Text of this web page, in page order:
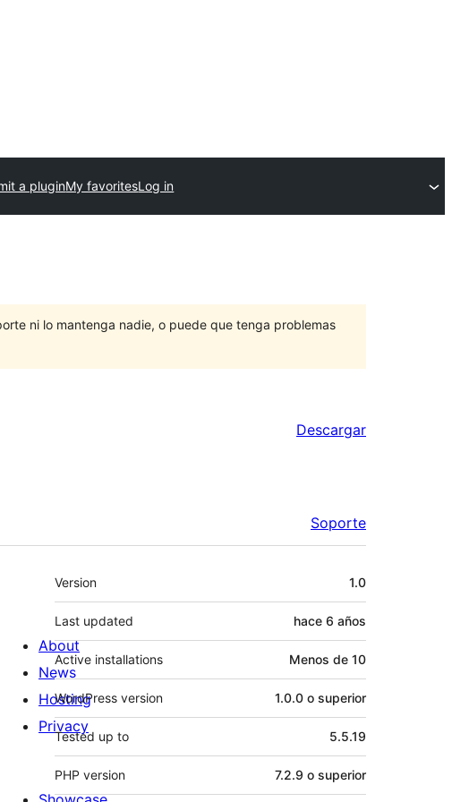
a pluginMy favoritesLog in
ni lo mantenga nadie, o puede que tenga problemas
Descargar
Soporte
Meta
Version 1.0
Last updated hace 6 años
Active installations Menos de 10
WordPress version 1.0.0 o superior
Tested up to 5.5.19
PHP version 7.2.9 o superior
About
News
Hosting
Privacy